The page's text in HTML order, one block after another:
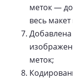
меток —
весь
Добавлена
меток;